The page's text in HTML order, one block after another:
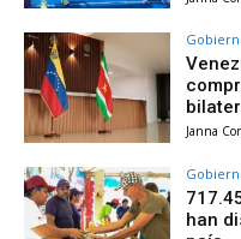
Janna
han